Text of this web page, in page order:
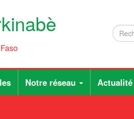
Notre réseau Actualité